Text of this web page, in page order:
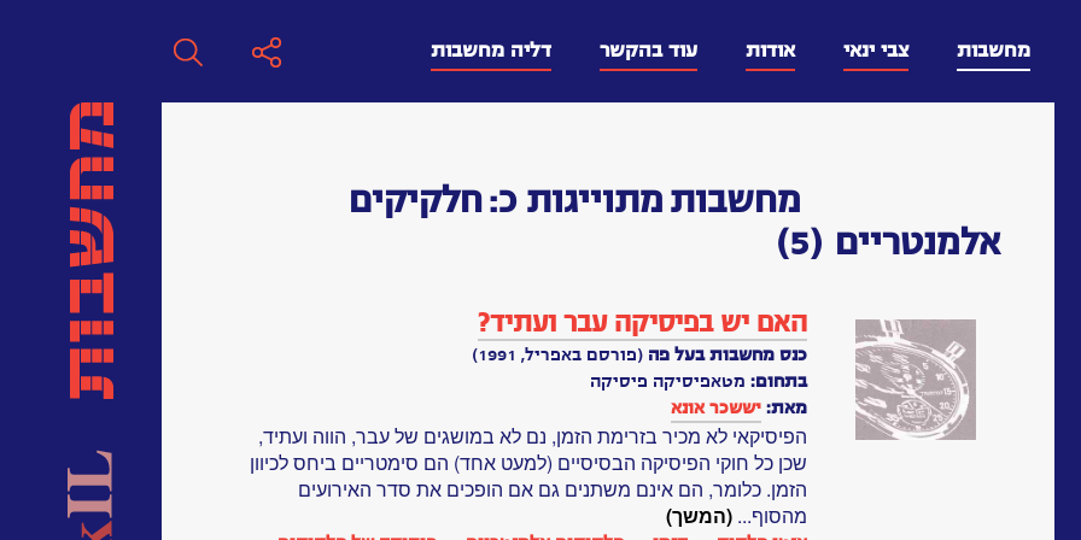
מחשבות צבי ינאי אודות עוד בהקשר דליה מחשבות
מחשבות מתוייגות כ:חלקיקים
אלמנטריים (5)
האם יש בפיסיקה עבר ועתיד?
כנס מחשבות בעל פה (פורסם באפריל, 1991)
בתחום: מטאפיסיקה פיסיקה
מאת: יששכר אונא
הפיסיקאי לא מכיר בזרימת הזמן, נם לא במושגים של עבר, הווה ועתיד,
שכן כל חוקי הפיסיקה הבסיסיים (למעט אחד) הם סימטריים ביחס לכיוון
הזמן. כלומר, הם אינם משתנים גם אם הופכים את סדר האירועים
מהסוף... (המשך)